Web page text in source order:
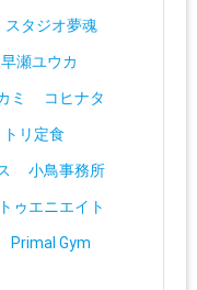
スタジオ夢魂
早瀬ユウカ
ミ
コヒナタ
リ定食
小鳥事務所
ゥエニエイト
Primal Gym